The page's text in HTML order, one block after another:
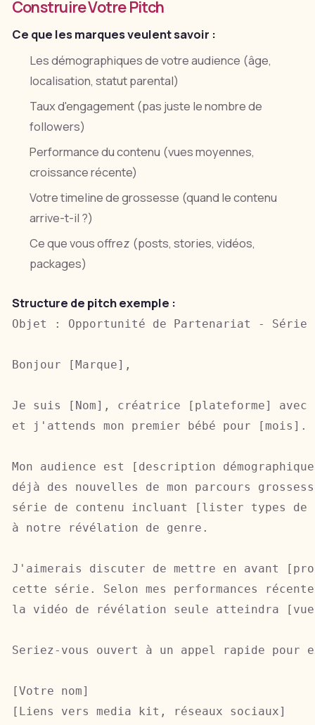
Construire Votre Pitch
Ce que les marques veulent savoir :
Les démographiques de votre audience (âge,
localisation, statut parental)
Taux d'engagement (pas juste le nombre de
followers)
Performance du contenu (vues moyennes,
croissance récente)
Votre timeline de grossesse (quand le contenu
arrive-t-il ?)
Ce que vous offrez (posts, stories, vidéos,
packages)
Structure de pitch exemple :